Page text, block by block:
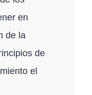
en
de la
de
el